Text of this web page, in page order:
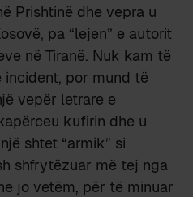
Prishtinë dhe vepra u
pa “lejen” e autorit
në Tiranë. Nuk kam të
por mund të
vepër letrare e
kufirin dhe u
shtet “armik” si
shfrytëzuar më tej nga
jo vetëm, për të minuar